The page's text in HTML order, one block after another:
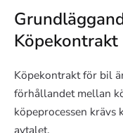
Köpekontrakt
Köpekontrakt för bil
förhållandet mellan
köpeprocessen krävs
avtalet.